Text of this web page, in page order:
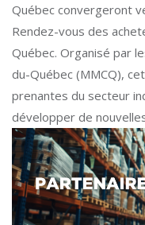
Québec convergeront
Rendez-vous des
Québec. Organisé par
du-Québec (MMCQ),
prenantes du secteur
développer de